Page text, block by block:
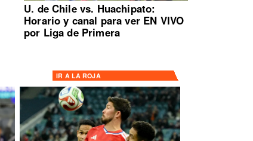
U. de Chile vs. Huachipato:
Horario y canal para ver EN VIVO
por Liga de Primera
IR A LA ROJA